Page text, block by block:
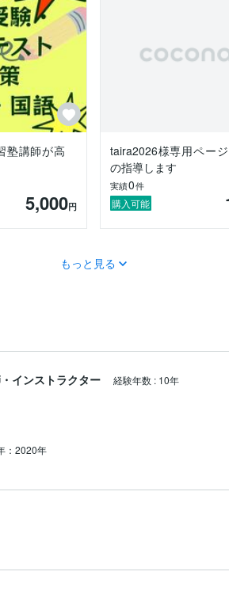
。
講師が高
5,000円
taira2026様専用ペー
の指導します
実績0件
購入可能
もっと見る
インストラクター 経験年数 : 10年
：2020年